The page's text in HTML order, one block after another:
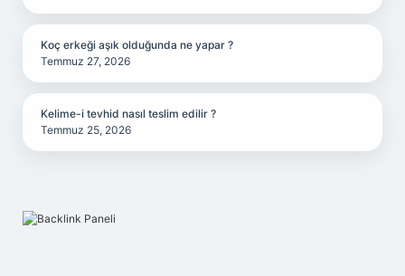
Koç erkeği aşık olduğunda ne yapar ?
Temmuz 27, 2026
Kelime-i tevhid nasıl teslim edilir ?
Temmuz 25, 2026